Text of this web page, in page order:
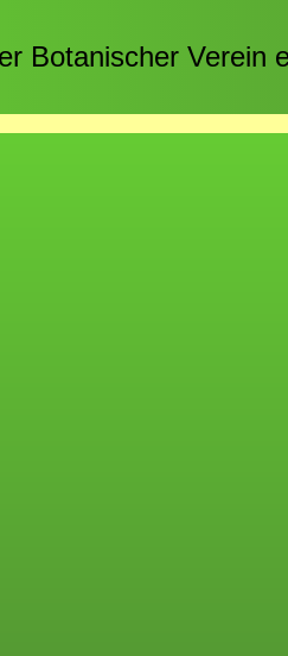
Botanischer Verein